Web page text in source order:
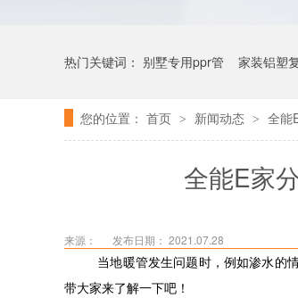
热门关键词： 别墅专用ppr管 家装铝塑
您的位置： 首页 > 新闻动态 > 全能
全能E家
来源： 发布日期： 2021.07.28
当地暖管发生问题时，例如渗水的
带大家来了解一下吧！